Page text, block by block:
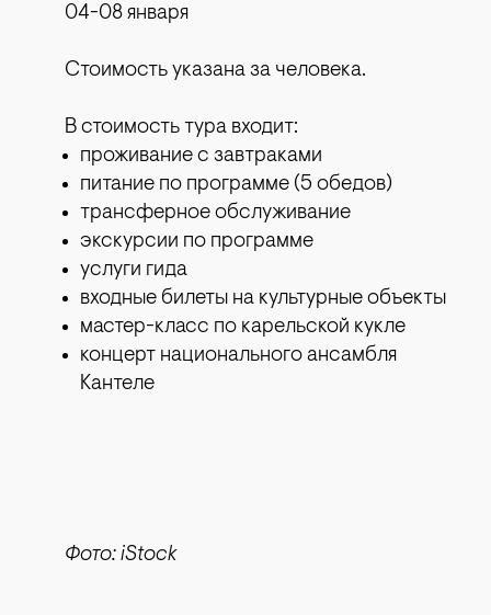
04-08 января
Стоимость указана за человека.
В стоимость тура входит:
проживание с завтраками
питание по программе (5 обедов)
трансферное обслуживание
экскурсии по программе
услуги гида
входные билеты на культурные объекты
мастер-класс по карельской кукле
концерт национального ансамбля
Кантеле
Фото: iStock